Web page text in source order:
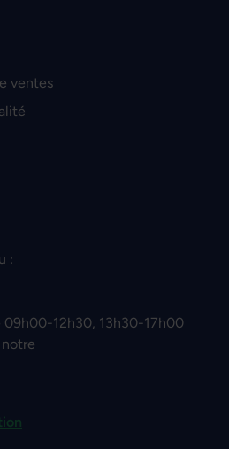
ventes
:
09h00-12h30, 13h30-17h00